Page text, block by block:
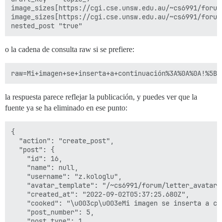
      host: /var/discourse/shared/standalone
      guest: /shared
  - volume:
host: /var/discourse/shared/standalone/log/
hooks:
        cd: $home/plugins
        cmd:
## Cualquier comando personalizado para ejecutar
run:
  - exec: echo "Beginning of custom commands"
## Si desea establecer la dirección de correo
## Después de recibir el primer correo
#- exec: rails r
  - exec:
      cd: $home
      cmd:
        - mkdir -p public/~cs6991/forum
image_sizes[https://cgi.cse.unsw.edu.au/~cs6991/forum/
image_sizes[https://cgi.cse.unsw.edu.au/~cs6991/forum/
o la cadena de consulta raw si se prefiere:
la respuesta parece reflejar la publicación, y puedes ver que la
fuente ya se ha eliminado en ese punto:
{
  "action": "create_post",
  "post": {
    "id": 16,
    "name": null,
    "username": "z.kologlu",
"avatar_template": "/~cs6991/forum/
    "created_at": "2022-09-02T05:37:25.680Z",
"cooked": "\u003cp\u003eMi imagen se inserta a
    "post_number": 5,